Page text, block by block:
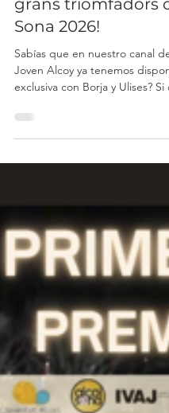
Entrevistem Borja i
Sona 2026!
Sabías que en nuestro canal
exclusiva con Borja y Ulises? Si quieres conocer de
cerca y descubrir todos los
formaron parte del panorama
que ahora se consolidan con
Boompats, pasan por nuestros
revivir la m